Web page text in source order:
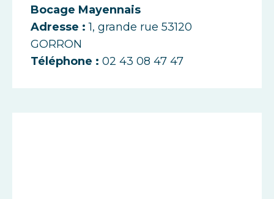
Bocage Mayennais
Adresse : 1, grande rue 53120
GORRON
Téléphone : 02 43 08 47 47